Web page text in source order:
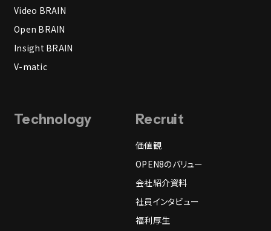
Video BRAIN
Open BRAIN
Insight BRAIN
V-matic
Technology Recruit
価値観
OPEN8のバリュー
会社紹介資料
社員インタビュー
福利厚生